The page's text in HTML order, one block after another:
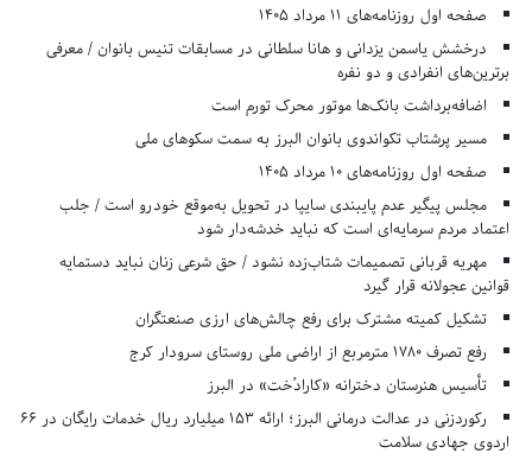
صفحه اول روزنامه‌های 11 مرداد 1405
درخشش یاسمن یزدانی و هانا سلطانی در مسابقات تنیس بانوان / معرفی
برترین‌های انفرادی و دو نفره
اضافه‌برداشت بانک‌ها موتور محرک تورم است
مسیر پرشتاب تکواندوی بانوان البرز به سمت سکوهای ملی
صفحه اول روزنامه‌های 10 مرداد 1405
مجلس پیگیر عدم پایبندی سایپا در تحویل به‌موقع خودرو است / جلب
اعتماد مردم سرمایه‌ای است که نباید خدشه‌دار شود
مهریه قربانی تصمیمات شتاب‌زده نشود / حق شرعی زنان نباید دستمایه
قوانین عجولانه قرار گیرد
تشکیل کمیته مشترک برای رفع چالش‌های ارزی صنعتگران
رفع تصرف ۱۷۸۰ مترمربع از اراضی ملی روستای سرودار کرج
تأسیس هنرستان دخترانه «کارادُخت» در البرز
رکوردزنی در عدالت درمانی البرز؛ ارائه ۱۵۳ میلیارد ریال خدمات رایگان در ۶۶
اردوی جهادی سلامت